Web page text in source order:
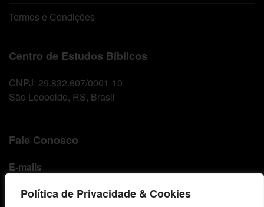
Política de Privacidade & Cookies
Termos e Condições
Centro de Estudos Bíblicos
CNPJ: 29.832.607/0001-10
São Leopoldo, RS, Brasil
Fale Conosco
E-mails
comunicacao@cebi.org.br